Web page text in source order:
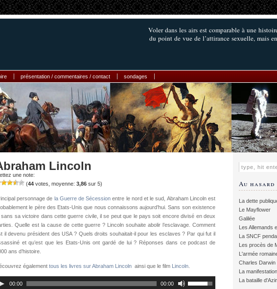
Voler dans les airs est comparable à une
du point de vue de l’attirance sexuelle, mais
présentation / commentaires / contact sondages
Lincoln
une note:
(44 votes, moyenne: 3,86 sur 5)
personnage de la Guerre de Sécession entre le nord et le sud, Abraham Lincoln est
le père des Etats-Unis que nous connaissons aujourd’hui. Sans son existence
sans sa victoire dans cette guerre civile, il se peut que le pays soit encore divisé en deux
Quelle est la cause de cette guerre ? Lincoln souhaite abolir l’esclavage. Comment
il devenu président des USA ? Quels droits souhaitait-il pour les esclaves ? Par qui fut il
et qu’est que les Etats-Unis ont gardé de lui ? Réponses dans ce podcast de
ans d’histoire.
également tous les livres sur Abraham Lincoln ainsi que le film Lincoln
00:00 00:00
Au hasard
La dette
Le Mayflower
Galilée
Les Allemands
La SNCF
Les procès de
L'armée
Charles Darwin
La manifestation
La bataille